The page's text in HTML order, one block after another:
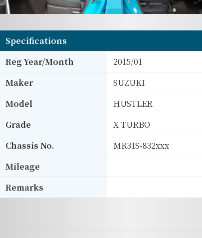
Specifications
Reg Year/Month
2015/01
Maker
SUZUKI
Model
HUSTLER
Grade
X TURBO
Chassis No.
MR31S-832xxx
Mileage
Remarks